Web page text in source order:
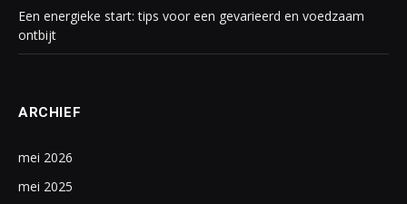
Een energieke start: tips voor een gevarieerd en voedzaam
ontbijt
ARCHIEF
mei 2026
mei 2025